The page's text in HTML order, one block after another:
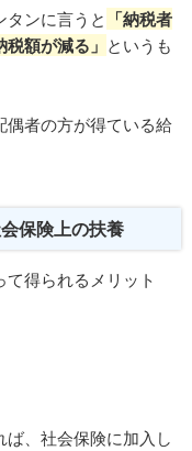
ンに言うと 「納税者
額が減る」 というも
偶者の方が得ている給
保険上の扶養
得られるメリット
、社会保険に加入し